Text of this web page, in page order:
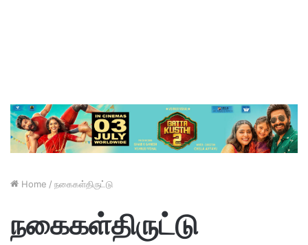
Home / நகைகள்திருட்டு
நகைகள்திருட்டு